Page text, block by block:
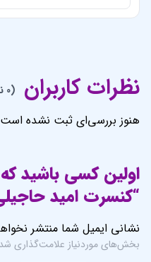
نظرات کاربران (0 نظر)
هنوز بررسی‌ای ثبت نشده
اولین کسی باشید
“کنسرت امید
نشانی ایمیل شما منتشر
بخش‌های موردنیاز علامت‌گذاری